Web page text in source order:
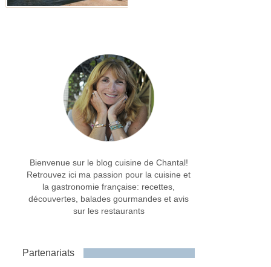
Bienvenue sur le blog cuisine de Chantal!
Retrouvez ici ma passion pour la cuisine et
la gastronomie française: recettes,
découvertes, balades gourmandes et avis
sur les restaurants
Partenariats